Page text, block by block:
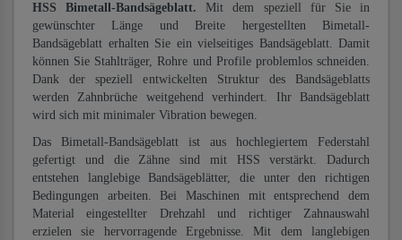
HSS Bimetall-Bandsägeblatt. Mit dem speziell für Sie in
gewünschter Länge und Breite hergestellten Bimetall-
Bandsägeblatt erhalten Sie ein vielseitiges Bandsägeblatt. Damit
können Sie Stahlträger, Rohre und Profile problemlos schneiden.
Dank der speziell entwickelten Struktur des Bandsägeblatts
werden Zahnbrüche weitgehend verhindert. Ihr Bandsägeblatt
wird sich mit minimaler Vibration bewegen.
Das Bimetall-Bandsägeblatt ist aus hochlegiertem Federstahl
gefertigt und die Zähne sind mit HSS verstärkt. Dadurch
entstehen langlebige Bandsägeblätter, die unter den richtigen
Bedingungen arbeiten. Bei Maschinen mit entsprechend dem
Material eingestellter Drehzahl und richtiger Zahnauswahl
erzielen sie hervorragende Ergebnisse. Mit dem langlebigen